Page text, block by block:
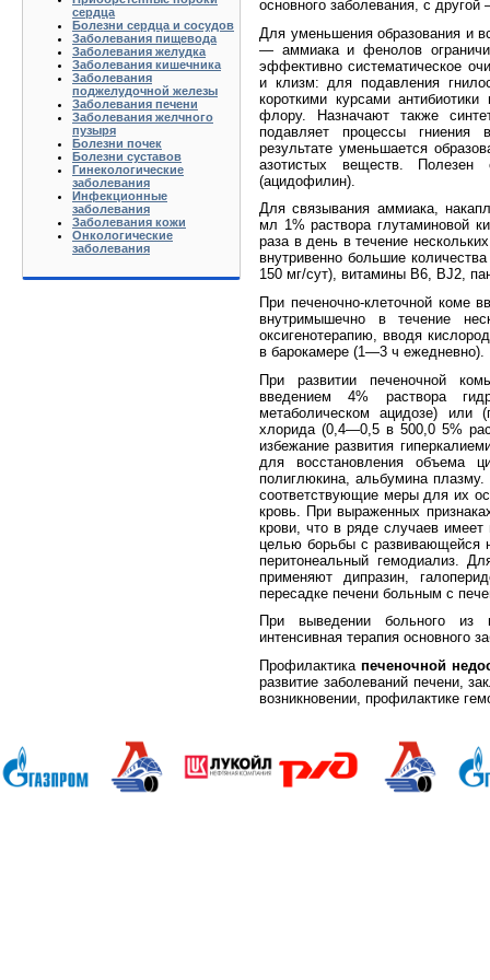
сердца
Болезни сердца и сосудов
Заболевания пищевода
Заболевания желудка
Заболевания кишечника
Заболевания
поджелудочной железы
Заболевания печени
Заболевания желчного
пузыря
Болезни почек
Болезни суставов
Гинекологические
заболевания
Инфекционные
заболевания
Заболевания кожи
Онкологические
заболевания
основ­ного заболевания, с
Для уменьшения образования и
— аммиака и фенолов
эффективно систематическое
и клизм: для подав­ления
короткими курсами
флору. Назначают также
подавляет процессы гниения
результате умень­шается
азотистых веществ. Полезен
(ацидофилин).
Для связывания аммиака,
мл 1% раствора глутаминовой
раза в день в течение
внутривенно большие
150 мг/сут), витамины В6, BJ2,
При печеночно-клеточной коме
внутри­мышечно в течение
оксигенотерапию, вводя
в барокамере (1—3 ч ежедневно).
При развитии печеночной
введением 4% раствора
метаболическом ацидозе) или
хлорида (0,4—0,5 в 500,0 5%
избежание развития
для вос­становления объема
полиглюкина, альбу­мина
соответствующие меры для их
кровь. При выраженных
крови, что в ряде случаев
целью борьбы с
перитонеальный гемодиализ.
применяют дипразин,
пересадке печени больным с
При выведении больного из
интенсивная терапия основного
Профилактикапеченочной
разви­тие заболеваний печени,
возникновении, профилактике